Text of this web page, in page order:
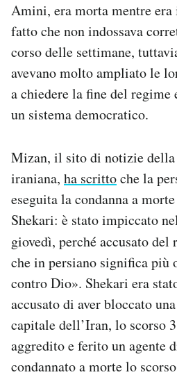
Amini, era morta mentre
fatto che non indossava
corso delle settimane,
avevano molto ampliato le
a chiedere la fine del regime
un sistema democratico.
Mizan, il sito di notizie
iraniana, ha scrittoche la
eseguita la condanna a
Shekari: è stato impiccato
giovedì, perché accusato del
che in persiano significa
contro Dio». Shekari era
accusato di aver bloccato
capitale dell’Iran, lo scorso
aggredito e ferito un agente
condannato a morte lo